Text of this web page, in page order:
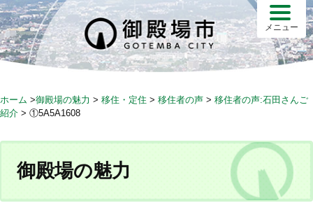
S
k
i
p
c
n
メニュー
ホーム >御殿場の魅力 > 移住・定住 > 移住者の声 > 移住者の声:石田さんご
紹介 > ①5A5A1608
御殿場の魅力